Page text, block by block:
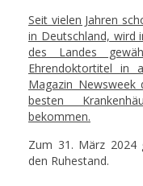
Seit vielen Jahren
in Deutschland, wird
des Landes
Ehrendoktortitel in
Magazin Newsweek
besten
bekommen.
Zum 31. März 2024
den Ruhestand.